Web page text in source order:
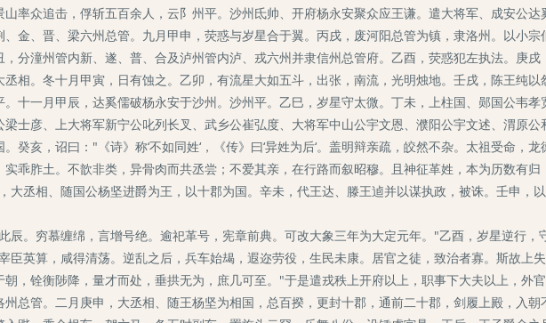
众追击，俘斩五百余人，云阝州平。沙州氐帅、开府杨永安聚众应王谦。遣大将军、成安公达
金、晋、梁六州总管。九月甲申，荧惑与岁星合于翼。丙戌，废河阳总管为镇，隶洛州。以小
分潼州管内新、遂、普、合及泸州管内泸、戎六州并隶信州总管府。乙酉，荧惑犯左执法。庚
相。冬十月甲寅，日有蚀之。乙卯，有流星大如五斗，出张，南流，光明烛地。壬戌，陈王纯
十一月甲辰，达奚儒破杨永安于沙州。沙州平。乙巳，岁星守太微。丁未，上柱国、郧国公韦
士彦、上大将军新宁公叱列长叉、武乡公崔弘度、大将军中山公宇文恩、濮阳公宇文述、渭原
亥，诏曰："《诗》称‘不如同姓‘，《传》曰‘异姓为后‘。盖明辩亲疏，皎然不杂。太祖受命，
乖胙土。不歆非类，异骨肉而共丞尝；不爱其亲，在行路而叙昭穆。且神征革姓，本为历数有
丞相、随国公杨坚进爵为王，以十郡为国。辛未，代王达、滕王逌并以谋执政，被诛。壬申，
穷慕缠绵，言增号绝。逾祀革号，宪章前典。可改大象三年为大定元年。"乙酉，岁星逆行，
英算，咸得清荡。逆乱之后，兵车始朅，遐迩劳役，生民未康。居官之徒，致治者寡。斯故上
，铨衡陟降，量才而处，垂拱无为，庶几可至。"于是遣戎秩上开府以上，职事下大夫以上，外
总管。二月庚申，大丞相、随王杨坚为相国，总百揆，更封十郡，通前二十郡，剑履上殿，入